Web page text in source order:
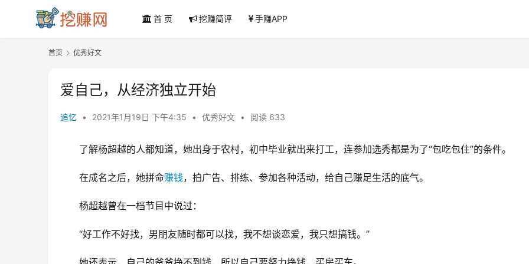
首 页 挖赚简评 手赚APP
首页 优秀好文
爱自己，从经济独立开始
追忆 • 2021年1月19日 下午4:35 • 优秀好文 • 阅读 633
了解杨超越的人都知道，她出身于农村，初中毕业就出来打工，连参加选秀都是为了“包吃包住”的条件。
在成名之后，她拼命赚钱，拍广告、排练、参加各种活动，给自己赚足生活的底气。
杨超越曾在一档节目中说过：
“好工作不好找，男朋友随时都可以找，我不想谈恋爱，我只想搞钱。”